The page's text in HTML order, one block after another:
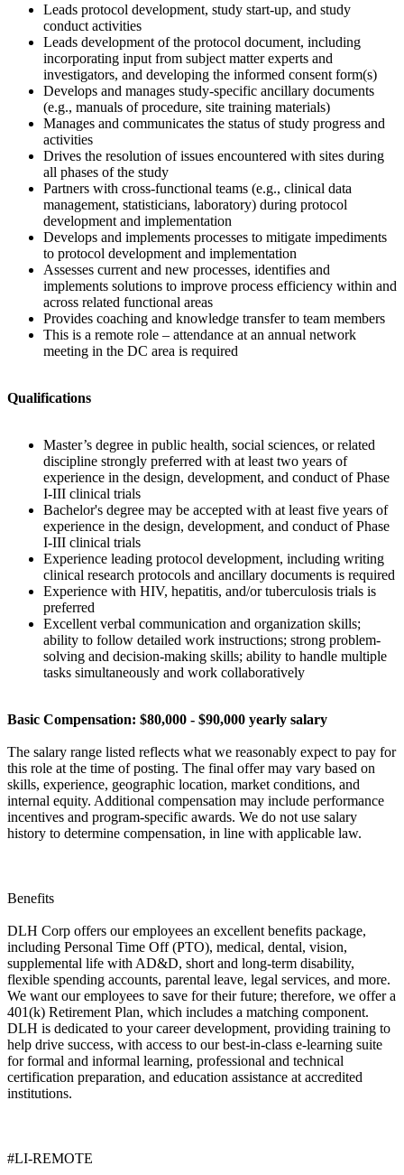
Leads protocol development, study start-up, and study
conduct activities
Leads development of the protocol document, including
incorporating input from subject matter experts and
investigators, and developing the informed consent form(s)
Develops and manages study-specific ancillary documents
(e.g., manuals of procedure, site training materials)
Manages and communicates the status of study progress and
activities
Drives the resolution of issues encountered with sites during
all phases of the study
Partners with cross-functional teams (e.g., clinical data
management, statisticians, laboratory) during protocol
development and implementation
Develops and implements processes to mitigate impediments
to protocol development and implementation
Assesses current and new processes, identifies and
implements solutions to improve process efficiency within and
across related functional areas
Provides coaching and knowledge transfer to team members
This is a remote role – attendance at an annual network
meeting in the DC area is required
Qualifications
Master’s degree in public health, social sciences, or related
discipline strongly preferred with at least two years of
experience in the design, development, and conduct of Phase
I-III clinical trials
Bachelor's degree may be accepted with at least five years of
experience in the design, development, and conduct of Phase
I-III clinical trials
Experience leading protocol development, including writing
clinical research protocols and ancillary documents is required
Experience with HIV, hepatitis, and/or tuberculosis trials is
preferred
Excellent verbal communication and organization skills;
ability to follow detailed work instructions; strong problem-
solving and decision-making skills; ability to handle multiple
tasks simultaneously and work collaboratively
Basic Compensation: $80,000 - $90,000 yearly salary
The salary range listed reflects what we reasonably expect to pay for
this role at the time of posting. The final offer may vary based on
skills, experience, geographic location, market conditions, and
internal equity. Additional compensation may include performance
incentives and program-specific awards. We do not use salary
history to determine compensation, in line with applicable law.
Benefits
DLH Corp offers our employees an excellent benefits package,
including Personal Time Off (PTO), medical, dental, vision,
supplemental life with AD&D, short and long-term disability,
flexible spending accounts, parental leave, legal services, and more.
We want our employees to save for their future; therefore, we offer a
401(k) Retirement Plan, which includes a matching component.
DLH is dedicated to your career development, providing training to
help drive success, with access to our best-in-class e-learning suite
for formal and informal learning, professional and technical
certification preparation, and education assistance at accredited
institutions.
#LI-REMOTE